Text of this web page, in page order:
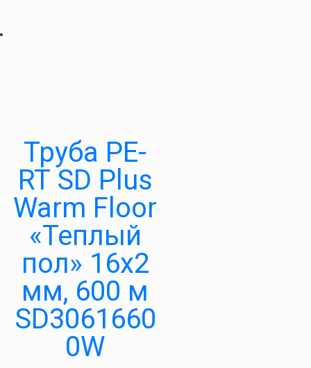
Труба PE-
RT SD Plus
Warm Floor
«Теплый
пол» 16х2
мм, 600 м
SD3061660
0W